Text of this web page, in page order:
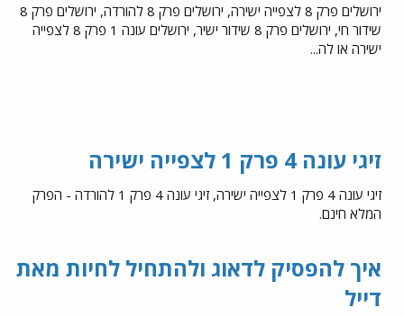
ירושלים פרק 8 לצפייה ישירה, ירושלים פרק 8 להורדה, ירושלים פרק 8
שידור חי, ירושלים פרק 8 שידור ישיר, ירושלים עונה 1 פרק 8 לצפייה
ישירה או לה...
זיגי עונה 4 פרק 1 לצפייה ישירה
זיגי עונה 4 פרק 1 לצפייה ישירה, זיגי עונה 4 פרק 1 להורדה - הפרק
המלא חינם.
איך להפסיק לדאוג ולהתחיל לחיות מאת
דייל